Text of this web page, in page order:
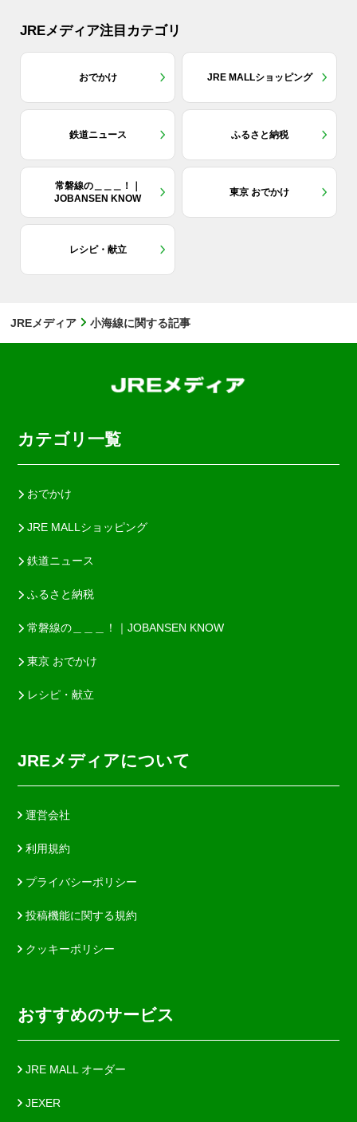
JREメディア注目カテゴリ
おでかけ JRE MALLショッピング
鉄道ニュース ふるさと納税
常磐線の＿＿＿！｜
JOBANSEN KNOW
東京 おでかけ
レシピ・献立
JREメディア 小海線に関する記事
カテゴリ一覧
おでかけ
JRE MALLショッピング
鉄道ニュース
ふるさと納税
常磐線の＿＿＿！｜JOBANSEN KNOW
東京 おでかけ
レシピ・献立
JREメディアについて
運営会社
利用規約
プライバシーポリシー
投稿機能に関する規約
クッキーポリシー
おすすめのサービス
JRE MALL オーダー
JEXER